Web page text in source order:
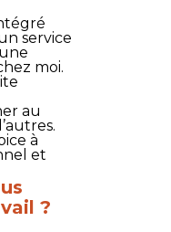
service
moi.
au
à
et
?